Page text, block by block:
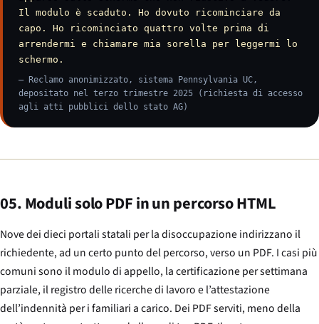
Il modulo è scaduto. Ho dovuto ricominciare da
capo. Ho ricominciato quattro volte prima di
arrendermi e chiamare mia sorella per leggermi lo
schermo.
— Reclamo anonimizzato, sistema Pennsylvania UC,
depositato nel terzo trimestre 2025 (richiesta di accesso
agli atti pubblici dello stato AG)
05. Moduli solo PDF in un percorso HTML
Nove dei dieci portali statali per la disoccupazione indirizzano il
richiedente, ad un certo punto del percorso, verso un PDF. I casi più
comuni sono il modulo di appello, la certificazione per settimana
parziale, il registro delle ricerche di lavoro e l’attestazione
dell’indennità per i familiari a carico. Dei PDF serviti, meno della